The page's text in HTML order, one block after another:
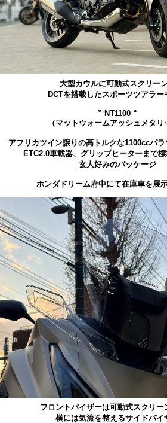
大型カウルに可動式スクリー
DCTを搭載したスポーツツアラー
” NT1100 “
（マットウォームアッシュメタリ
アフリカツイン譲りの高トルクな1100ccパ
ETC2.0車載器、グリップヒーターまで
玄人好みのパッケージ
ホンダドリーム府中にて在庫車を展
フロントバイザーは可動式スクリー
横には気流を整えるサイドバイ